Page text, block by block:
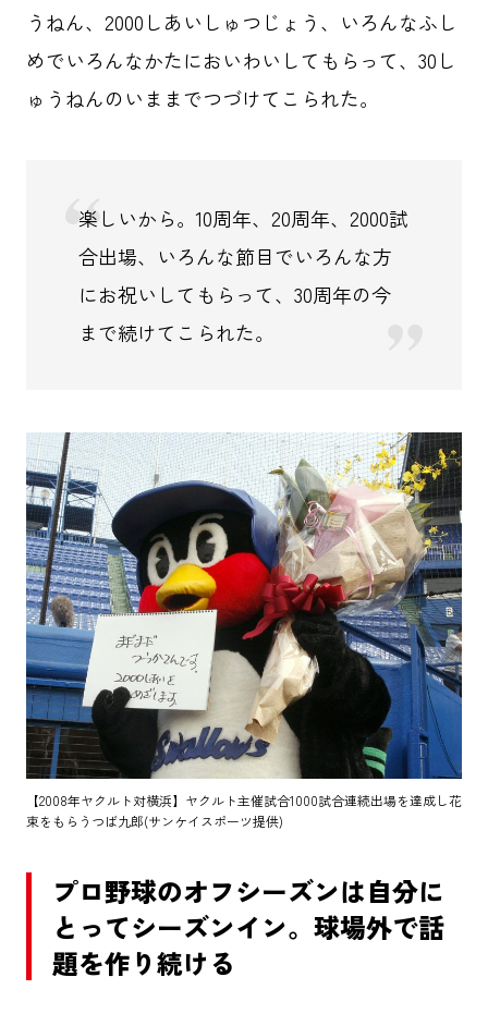
HOME
記事一覧
ABOUT
応援事例
タグ一覧
ダイバーシティ クリエイター
東京六大学野球 メタバース
うねん、2000しあいしゅつじょう、いろんなふし
めでいろんなかたにおいわいしてもらって、30し
ゅうねんのいままでつづけてこられた。
楽しいから。10周年、20周年、2000試
合出場、いろんな節目でいろんな方
にお祝いしてもらって、30周年の今
まで続けてこられた。
【2008年ヤクルト対横浜】ヤクルト主催試合1000試合連続出場を達成し花
束をもらうつば九郎(サンケイスポーツ提供)
プロ野球のオフシーズンは自分に
とってシーズンイン。球場外で話
題を作り続ける